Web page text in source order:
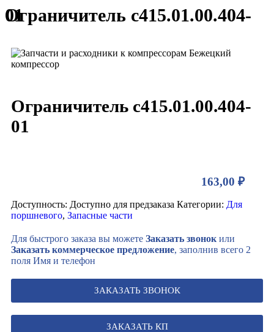
Ограничитель с415.01.00.404-01
Ограничитель с415.01.00.404-
01
163,00 ₽
Доступность: Доступно для предзаказа Категории: Для
поршневого, Запасные части
Для быстрого заказа вы можете Заказать звонок или
Заказать коммерческое предложение, заполнив всего 2
поля Имя и телефон
ЗАКАЗАТЬ ЗВОНОК
ЗАКАЗАТЬ КП